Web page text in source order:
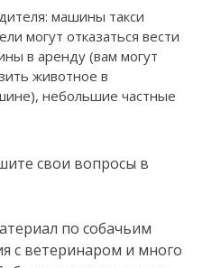
машины такси
могут отказаться вести
в аренду (вам могут
животное в
небольшие частные
свои вопросы в
по собачьим
с ветеринаром и много